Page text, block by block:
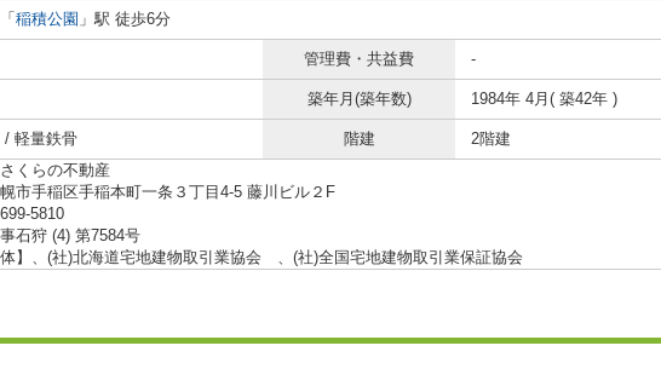
「 稲積公園 」駅 徒歩6分
管理費・共益費 -
築年月(築年数) 1984年 4月( 築42年 )
/ 軽量鉄骨 階建 2階建
くらの不動産
市手稲区手稲本町一条３丁目4-5 藤川ビル２F
5810
石狩 (4) 第7584号
体】、(社)北海道宅地建物取引業協会 、(社)全国宅地建物取引業保証協会